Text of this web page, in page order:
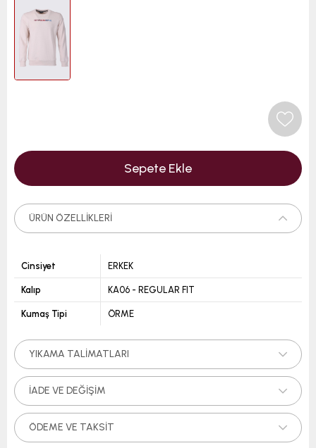
ÜRÜN ÖZELLIKLERI
Cinsiyet ERKEK
Kalıp KA06 - REGULAR FIT
Kumaş Tipi ÖRME
YIKAMA TALIMATLARI
İADE VE DEĞIŞIM
ÖDEME VE TAKSIT